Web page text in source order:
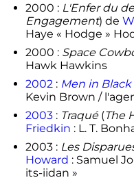
2000 : L'Enfer du
Engagement) de
Haye « Hodge »
2000 : Space
Hawk Hawkins
2002 : Men in Black
Kevin Brown /
2003: Traqué(The
Friedkin : L. T.
2003 : Les
Howard : Samuel
its-iidan »